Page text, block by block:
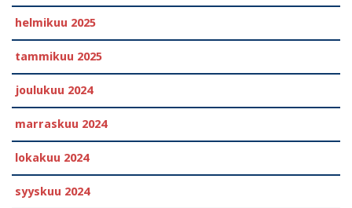
helmikuu 2025
tammikuu 2025
joulukuu 2024
marraskuu 2024
lokakuu 2024
syyskuu 2024